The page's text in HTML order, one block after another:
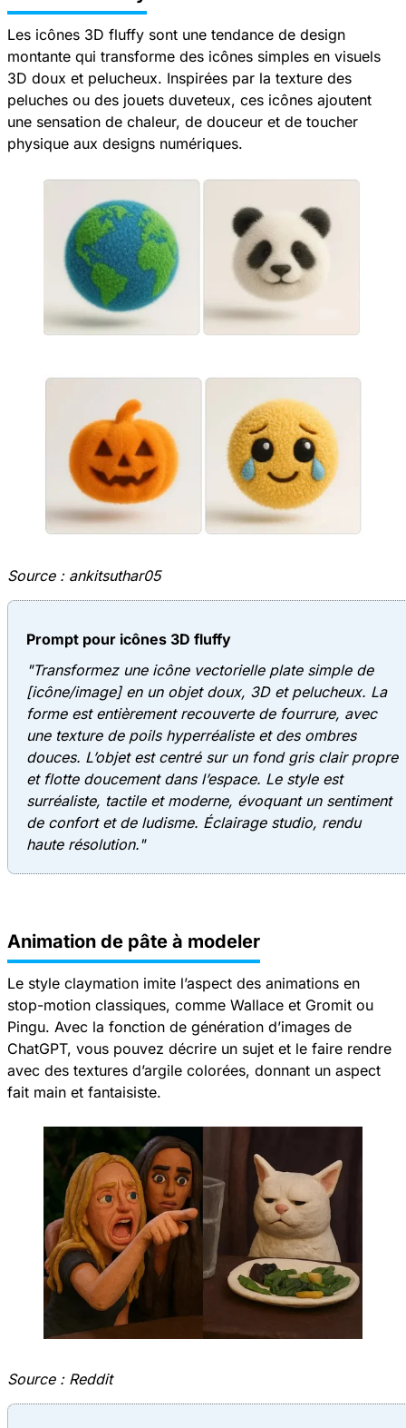
Les icônes 3D fluffy sont une tendance de design
montante qui transforme des icônes simples en visuels
3D doux et pelucheux. Inspirées par la texture des
peluches ou des jouets duveteux, ces icônes ajoutent
une sensation de chaleur, de douceur et de toucher
physique aux designs numériques.
Source : ankitsuthar05
Prompt pour icônes 3D fluffy
"Transformez une icône vectorielle plate simple de
[icône/image] en un objet doux, 3D et pelucheux. La
forme est entièrement recouverte de fourrure, avec
une texture de poils hyperréaliste et des ombres
douces. L’objet est centré sur un fond gris clair propre
et flotte doucement dans l’espace. Le style est
surréaliste, tactile et moderne, évoquant un sentiment
de confort et de ludisme. Éclairage studio, rendu
haute résolution."
Animation de pâte à modeler
Le style claymation imite l’aspect des animations en
stop-motion classiques, comme Wallace et Gromit ou
Pingu. Avec la fonction de génération d’images de
ChatGPT, vous pouvez décrire un sujet et le faire rendre
avec des textures d’argile colorées, donnant un aspect
fait main et fantaisiste.
Source : Reddit